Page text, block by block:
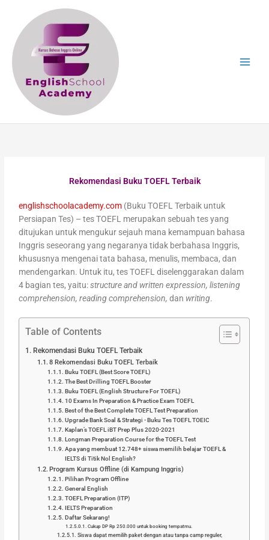
content
Rekomendasi Buku TOEFL Terbaik
englishschoolacademy.com (Buku TOEFL Terbaik untuk
Persiapan Tes) – tes TOEFL merupakan sebuah tes yang
ditujukan untuk mengukur sejauh mana kemampuan bahasa
Inggris seseorang yang negaranya tidak berbahasa Inggris,
khususnya mengenai tata bahasa, menulis, membaca, dan
mendengarkan. Untuk itu, tes TOEFL diselenggarakan dalam
4 bagian tes, yaitu:structure and written expression, listening
comprehension, reading comprehension,dan writing.
Table of Contents
Rekomendasi Buku TOEFL Terbaik
8 Rekomendasi Buku TOEFL Terbaik
Buku TOEFL (Best Score TOEFL)
The Best Drilling TOEFL Booster
Buku TOEFL (English Structure For TOEFL)
10 Exams In Preparation & Practice Exam TOEFL
Best of the Best Complete TOEFL Test Preparation
Upgrade Bank Soal & Strategi - Buku Tes TOEFL TOEIC
Kaplan’s TOEFL iBT Prep Plus 2020-2021
Longman Preparation Course for the TOEFL Test
Apa yang membuat 12.748+ siswa memilih belajar TOEFL &
IELTS di Titik Nol English?
Program Kursus Offline (di Kampung Inggris)
Pilihan Program Offline
General English
TOEFL Preparation (ITP)
IELTS Preparation
Daftar Sekarang!
Cukup DP Rp 250.000 untuk booking tempatmu.
Siswa dapat memilih paket dengan atau tanpa camp reguler,